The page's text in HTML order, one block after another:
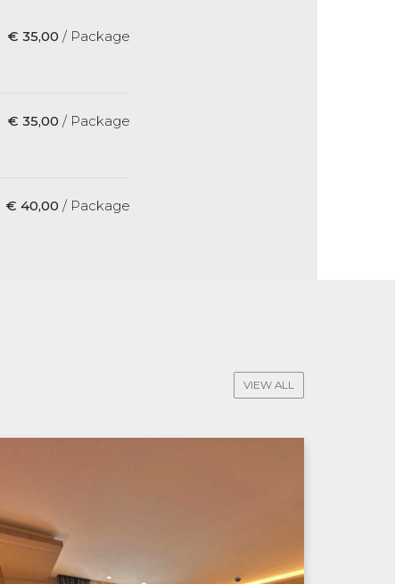
€ 35,00 / Package
€ 35,00 / Package
€ 40,00 / Package
VIEW ALL